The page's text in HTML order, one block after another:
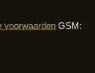
voorwaarden GSM: